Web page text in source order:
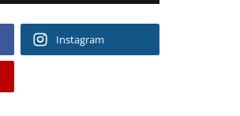
Instagram